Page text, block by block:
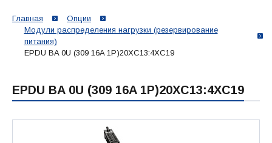
Главная
Опции
Модули распределения нагрузки (резервирование
питания)
EPDU BA 0U (309 16A 1P)20XC13:4XC19
EPDU BA 0U (309 16A 1P)20XC13:4XC19